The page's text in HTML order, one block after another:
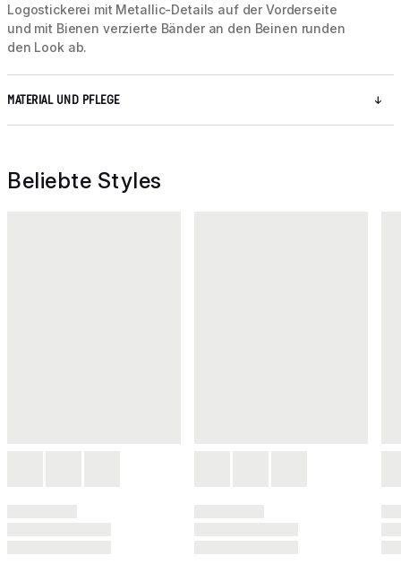
Logostickerei mit Metallic-Details auf der Vorderseite
und mit Bienen verzierte Bänder an den Beinen runden
den Look ab.
MATERIAL UND PFLEGE
Beliebte Styles